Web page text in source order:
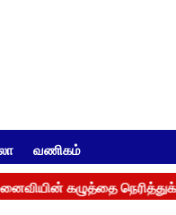
வணிகம்